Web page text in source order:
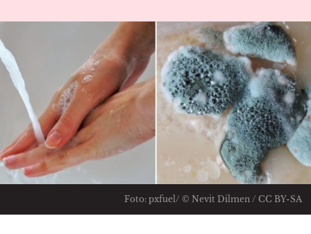
Foto: pxfuel/ © Nevit Dilmen / CC BY-SA